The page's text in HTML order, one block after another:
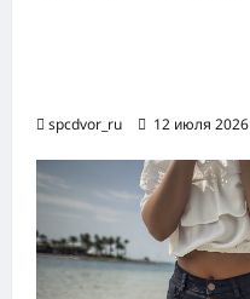
spcdvor_ru 12 июля 2026